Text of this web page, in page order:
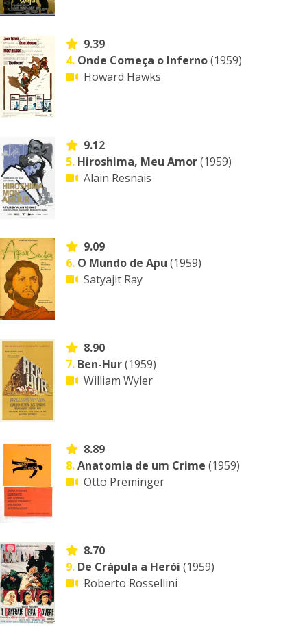
9.39
4. Onde Começa o Inferno(1959)
Howard Hawks
9.12
5. Hiroshima, Meu Amor(1959)
Alain Resnais
9.09
6. O Mundo de Apu (1959)
Satyajit Ray
8.90
7. Ben-Hur(1959)
William Wyler
8.89
8.Anatomia de um Crime (1959)
Otto Preminger
8.70
9. De Crápula a Herói (1959)
Roberto Rossellini